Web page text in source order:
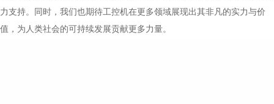
力支持。同时，我们也期待工控机在更多领域展现出其非凡的实力与价
值，为人类社会的可持续发展贡献更多力量。